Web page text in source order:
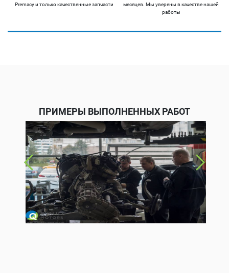
Premacy и только качественные запчасти
месяцев. Мы уверены в качестве нашей
работы
ПРИМЕРЫ ВЫПОЛНЕННЫХ РАБОТ